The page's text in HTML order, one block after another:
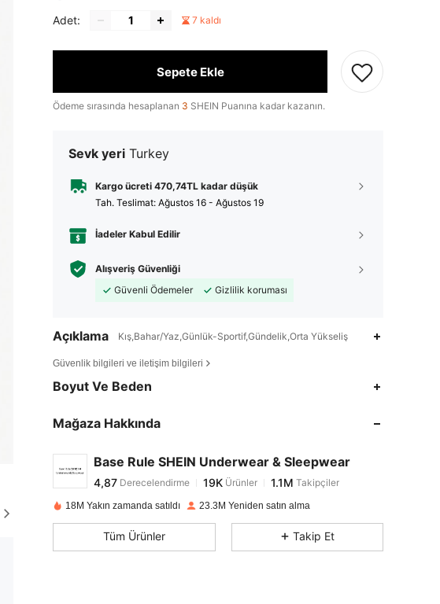
Adet: 7 kaldı
Sepete Ekle
Ödeme sırasında hesaplanan 3 SHEIN Puanına kadar kazanın.
Sevk yeri Turkey
Kargo ücreti 470,74TL kadar düşük
Tah. Teslimat: Ağustos 16 - Ağustos 19
İadeler Kabul Edilir
Alışveriş Güvenliği
Güvenli Ödemeler
Gizlilik koruması
Açıklama Kış,Bahar/Yaz,Günlük-Sportif,Gündelik,Orta Yükseliş
Güvenlik bilgileri ve iletişim bilgileri
Boyut Ve Beden
Mağaza Hakkında
Base Rule SHEIN Underwear & Sleepwear
4,87
4,87
Takipçiler
Ö***r 1 gün öncekadar ödedi
4,87 19K 1.1M
18M Yakın zamanda satıldı 23.3M Yeniden satın alma
Tüm Ürünler Takip Et